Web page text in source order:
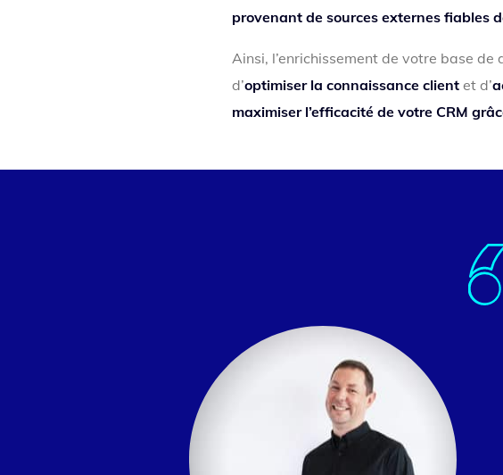
provenant de sources externes fiables
Ainsi, l’enrichissement de votre base
d’optimiser la connaissance clientet d’
maximiser l’efficacité de votre CRM